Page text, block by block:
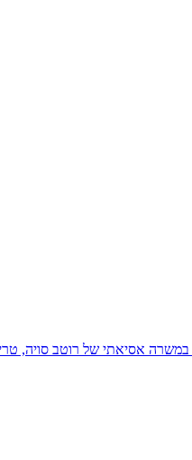
במשרה אסיאתי של רוטב סויה,